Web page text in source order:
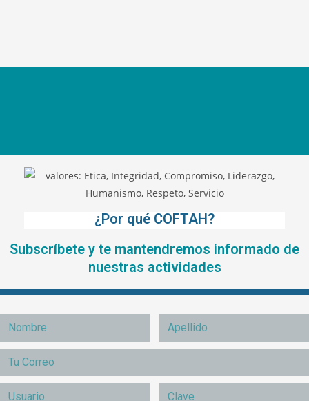
¿Por qué COFTAH?
Subscríbete y te mantendremos informado de
nuestras actividades